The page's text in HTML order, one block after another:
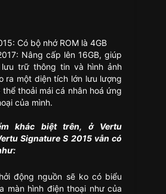
Có bộ nhớ ROM là 4GB
Nâng cấp lên 16GB, giúp
trữ thông tin và hình ảnh
ra một diện tích lớn lưu lượng
thoải mái cá nhân hoá ứng
của mình.
khác biệt trên, ở Vertu
Signature S 2015 vẫn có
động nguồn sẽ ko có biểu
màn hình điện thoại như của